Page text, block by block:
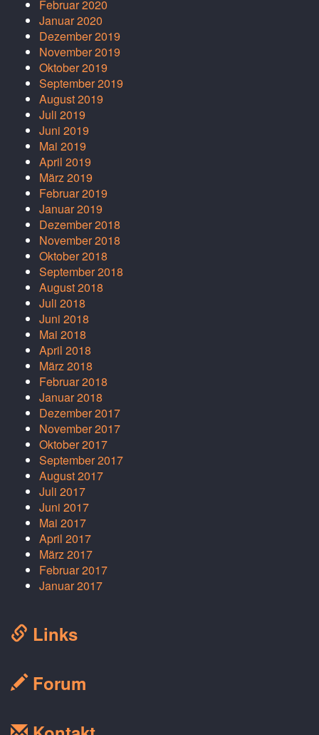
Februar 2020
Januar 2020
Dezember 2019
November 2019
Oktober 2019
September 2019
August 2019
Juli 2019
Juni 2019
Mai 2019
April 2019
März 2019
Februar 2019
Januar 2019
Dezember 2018
November 2018
Oktober 2018
September 2018
August 2018
Juli 2018
Juni 2018
Mai 2018
April 2018
März 2018
Februar 2018
Januar 2018
Dezember 2017
November 2017
Oktober 2017
September 2017
August 2017
Juli 2017
Juni 2017
Mai 2017
April 2017
März 2017
Februar 2017
Januar 2017
Links
Forum